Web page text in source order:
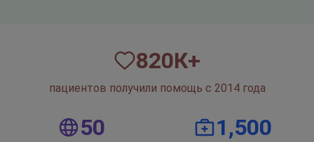
820К+
пациентов получили помощь с 2014 года
50 1,500